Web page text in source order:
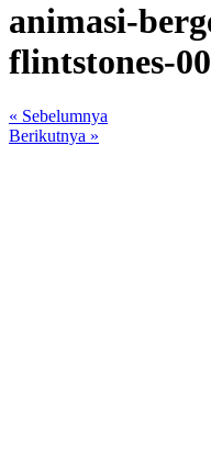
animasi-
flintstones-
« Sebelumnya
Berikutnya »